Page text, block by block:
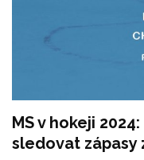
MS v hokeji
sledovat zápasy